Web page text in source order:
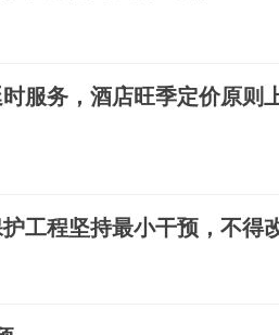
服务，酒店旺季定价原则
工程坚持最小干预，不得